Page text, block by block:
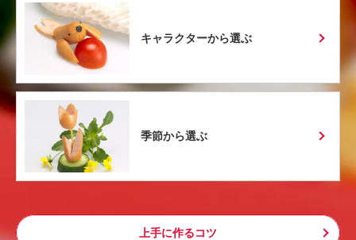
キャラクターから選ぶ
季節から選ぶ
上手に作るコツ